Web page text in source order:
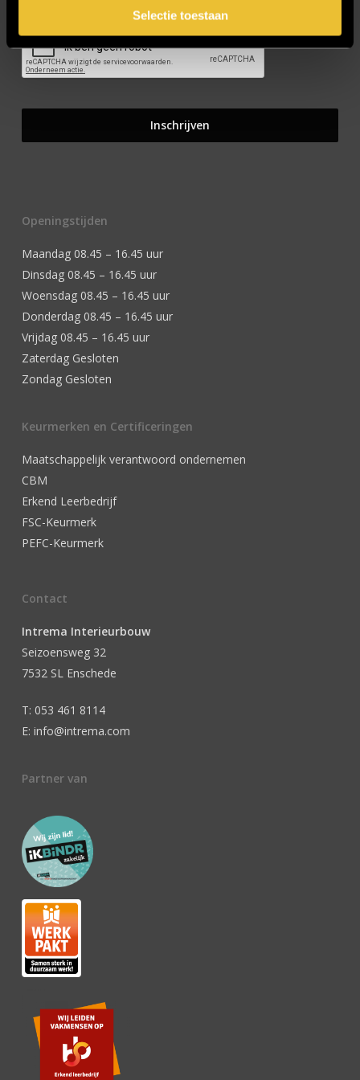
Selectie toestaan
Openingstijden
Maandag 08.45 – 16.45 uur
Dinsdag 08.45 – 16.45 uur
Woensdag 08.45 – 16.45 uur
Donderdag 08.45 – 16.45 uur
Vrijdag 08.45 – 16.45 uur
Zaterdag Gesloten
Zondag Gesloten
Keurmerken en Certificeringen
Maatschappelijk verantwoord ondernemen
CBM
Erkend Leerbedrijf
FSC-Keurmerk
PEFC-Keurmerk
Contact
Intrema Interieurbouw
Seizoensweg 32
7532 SL Enschede
T: 053 461 8114
E: info@intrema.com
Partner van